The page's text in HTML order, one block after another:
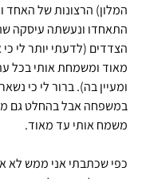
המלון) הרצונות של האחד
התאחדו ונעשתה עיסקה
הצדדים (לדעתי יותר לי
מאוד ומשמחת אותי בכל
ומעיין בה). ברור לי כי
במשפחה אבל בהחלט גם
משמח אותי עד מאוד.
כפי שכתבתי אני ממש לא